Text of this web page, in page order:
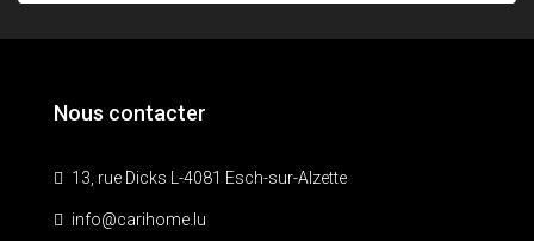
Nous contacter
13, rue Dicks L-4081 Esch-sur-Alzette
info@carihome.lu